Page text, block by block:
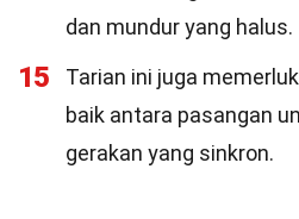
dan mundur yang halus.
15
Tarian ini juga
baik antara pasangan
gerakan yang sinkron.